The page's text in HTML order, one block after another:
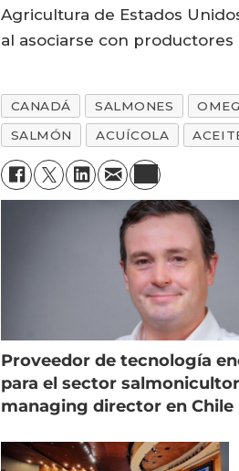
Agricultura de Estados
al asociarse con
CANADÁ SALMONES
SALMÓN
ACUÍCOLA
Proveedor de tecnología
para el sector
managing director en Chile